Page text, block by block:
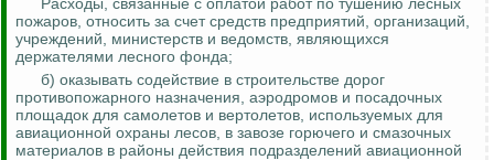
Расходы, связанные с оплатой работ по тушению лесных
пожаров, относить за счет средств предприятий, организаций,
учреждений, министерств и ведомств, являющихся
держателями лесного фонда;
б) оказывать содействие в строительстве дорог
противопожарного назначения, аэродромов и посадочных
площадок для самолетов и вертолетов, используемых для
авиационной охраны лесов, в завозе горючего и смазочных
материалов в районы действия подразделений авиационной